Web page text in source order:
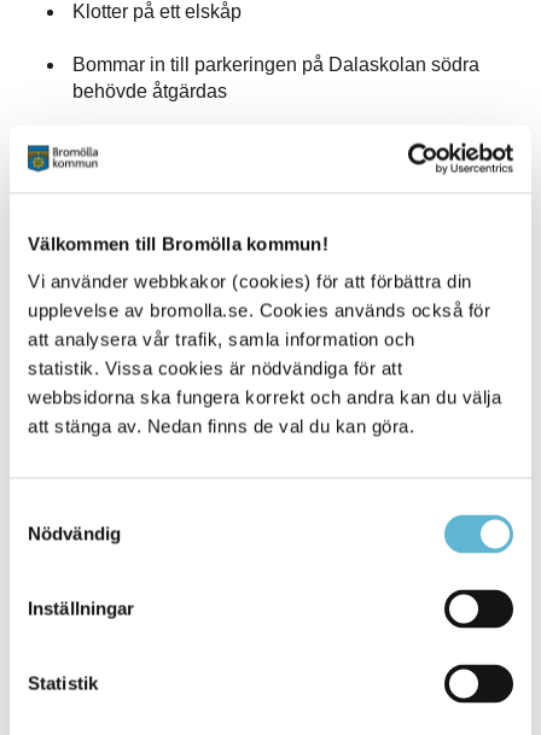
Välkommen till Bromölla kommun!
Vi använder webbkakor (cookies) för att förbättra din
upplevelse av bromolla.se. Cookies används också för
att analysera vår trafik, samla information och
statistik. Vissa cookies är nödvändiga för att
webbsidorna ska fungera korrekt och andra kan du välja
att stänga av. Nedan finns de val du kan göra.
Nödvändig
Inställningar
Statistik
Klotter på ett elskåp
Bommar in till parkeringen på Dalaskolan södra
behövde åtgärdas
Basketplanen vid Fäladsvägen ansågs svår att
använda då målen var trasiga och det var
Lekplatsen öster om Dalafurets förskola var
igenvuxen och upplevdes som otrygg.
Uppvuxen vegetation från gång/cykelväg till
Gång/cykelväg från Dalafuret till Folkets husgatan
Gång/cykelvägen mellan Dalaskolan och Folkets
hus var mörk då belysning var placerad på andra